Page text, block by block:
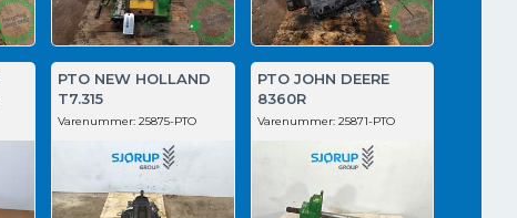
PTO NEW HOLLAND
T7.315
Varenummer: 25875-PTO
PTO JOHN DEERE
8360R
Varenummer: 25871-PTO